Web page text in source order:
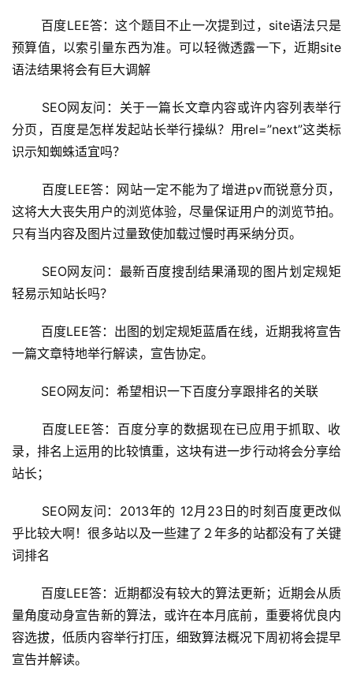
预算值，以索引量东西为准。可以轻微透露一下，近期site
语法结果将会有巨大调解
分页，百度是怎样发起站长举行操纵？用rel=”next”这类标
识示知蜘蛛适宜吗？
这将大大丧失用户的浏览体验，尽量保证用户的浏览节拍。
只有当内容及图片过量致使加载过慢时再采纳分页。
轻易示知站长吗？
一篇文章特地举行解读，宣告协定。
SEO网友问：希望相识一下百度分享跟排名的关联
录，排名上运用的比较慎重，这块有进一步行动将会分享给
站长；
乎比较大啊！很多站以及一些建了２年多的站都没有了关键
词排名
量角度动身宣告新的算法，或许在本月底前，重要将优良内
容选拔，低质内容举行打压，细致算法概况下周初将会提早
宣告并解读。